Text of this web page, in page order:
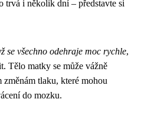
trvá i několik dní – představte si
se všechno odehraje moc rychle,
Tělo matky se může vážně
tlaku, které mohou
do mozku.